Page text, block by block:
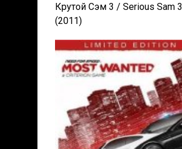
Крутой Сэм 3 / Serious Sam 3
(2011)